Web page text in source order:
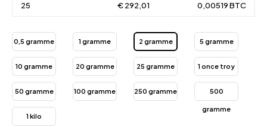
25 € 292,01 0,00519 BTC
0,5 gramme 1 gramme 2 gramme 5 gramme
10 gramme 20 gramme 25 gramme 1 once troy
50 gramme 100 gramme 250 gramme 500
gramme
1 kilo